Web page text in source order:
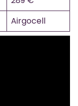
Airgocell